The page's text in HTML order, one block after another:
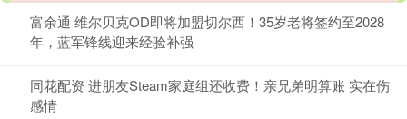
富余通 维尔贝克OD即将加盟切尔西！35岁老将签约至2028
年，蓝军锋线迎来经验补强
同花配资 进朋友Steam家庭组还收费！亲兄弟明算账 实在伤
感情